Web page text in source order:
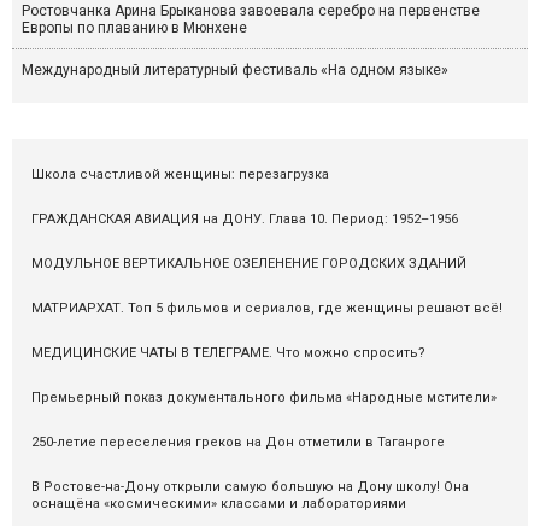
Ростовчанка Арина Брыканова завоевала серебро на первенстве
Европы по плаванию в Мюнхене
Международный литературный фестиваль «На одном языке»
Школа счастливой женщины: перезагрузка
ГРАЖДАНСКАЯ АВИАЦИЯ на ДОНУ. Глава 10. Период: 1952–1956
МОДУЛЬНОЕ ВЕРТИКАЛЬНОЕ ОЗЕЛЕНЕНИЕ ГОРОДСКИХ ЗДАНИЙ
МАТРИАРХАТ. Топ 5 фильмов и сериалов, где женщины решают всё!
МЕДИЦИНСКИЕ ЧАТЫ В ТЕЛЕГРАМЕ. Что можно спросить?
Премьерный показ документального фильма «Народные мстители»
250-летие переселения греков на Дон отметили в Таганроге
В Ростове-на-Дону открыли самую большую на Дону школу! Она
оснащёна «космическими» классами и лабораториями